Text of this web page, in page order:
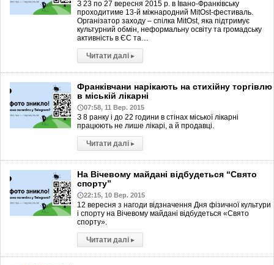
З 23 по 27 вересня 2015 р. в Івано-Франківську
проходитиме 13-й міжнародний MitOst-фестиваль.
Організатор заходу – спілка MitOst, яка підтримує
культурний обмін, неформальну освіту та громадську
активність в ЄС та…
Читати далі ▸
Франківчани нарікають на стихійну торгівлю
в міській лікарні
07:58, 11 Вер. 2015
З 8 ранку і до 22 години в стінах міської лікарні
працюють не лише лікарі, а й продавці.
Читати далі ▸
На Вічевому майдані відбудеться “Свято
спорту”
22:15, 10 Вер. 2015
12 вересня з нагоди відзначення Дня фізичної культури
і спорту на Вічевому майдані відбудеться «Свято
спорту».
Читати далі ▸